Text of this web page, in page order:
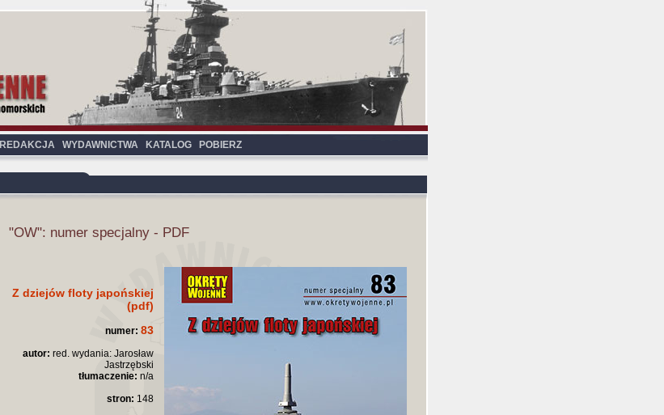
REDAKCJA WYDAWNICTWA KATALOG POBIERZ
"OW": numer specjalny - PDF
Z dziejów floty japońskiej
(pdf)
numer: 83
autor: red. wydania: Jarosław
Jastrzębski
tłumaczenie: n/a
stron: 148